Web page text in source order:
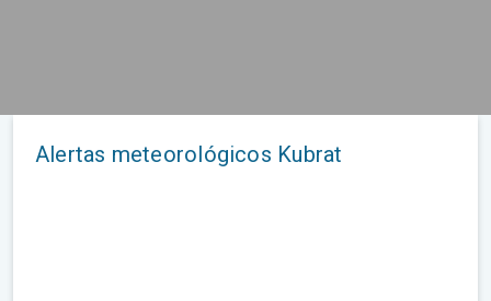
Alertas meteorológicos Kubrat